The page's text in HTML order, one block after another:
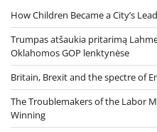
How Children Became a City’s
Trumpas atšaukia pritarimą
Oklahomos GOP lenktynėse
Britain, Brexit and the spectre of
The Troublemakers of the Labor
Winning